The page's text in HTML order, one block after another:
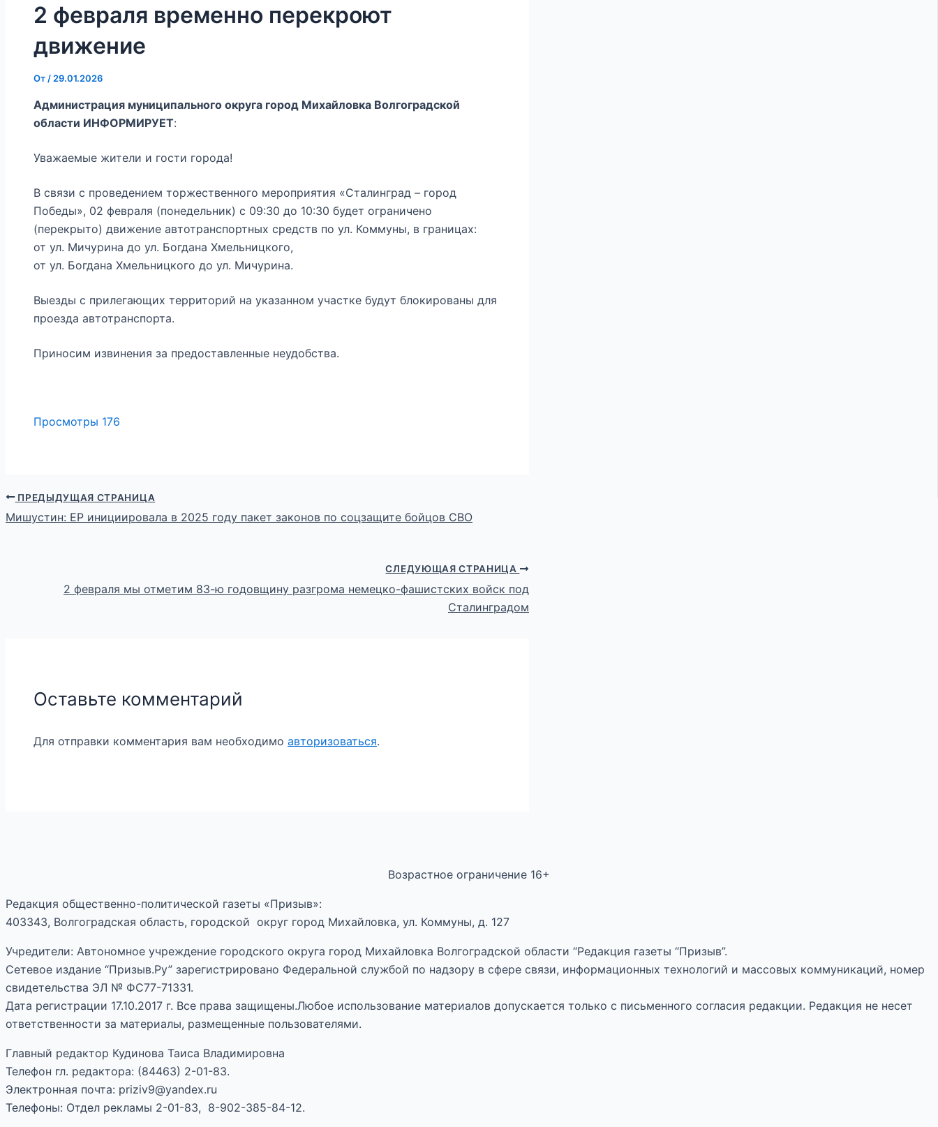
2 февраля временно перекроют
движение
От / 29.01.2026
Администрация муниципального округа город Михайловка Волгоградской
области ИНФОРМИРУЕТ:
Уважаемые жители и гости города!
В связи с проведением торжественного мероприятия «Сталинград – город
Победы», 02 февраля (понедельник) с 09:30 до 10:30 будет ограничено
(перекрыто) движение автотранспортных средств по ул. Коммуны, в границах:
от ул. Мичурина до ул. Богдана Хмельницкого,
от ул. Богдана Хмельницкого до ул. Мичурина.
Выезды с прилегающих территорий на указанном участке будут блокированы для
проезда автотранспорта.
Приносим извинения за предоставленные неудобства.
Просмотры 176
ПРЕДЫДУЩАЯ СТРАНИЦА
Мишустин: ЕР инициировала в 2025 году пакет законов по соцзащите бойцов СВО
СЛЕДУЮЩАЯ СТРАНИЦА
2 февраля мы отметим 83-ю годовщину разгрома немецко-фашистских войск под
Сталинградом
Оставьте комментарий
Для отправки комментария вам необходимо авторизоваться.
Возрастное ограничение 16+
Редакция общественно-политической газеты «Призыв»:
403343, Волгоградская область, городской округ город Михайловка, ул. Коммуны, д. 127
Учредители: Автономное учреждение городского округа город Михайловка Волгоградской области “Редакция газеты “Призыв”.
Сетевое издание “Призыв.Ру” зарегистрировано Федеральной службой по надзору в сфере связи, информационных технологий и массовых коммуникаций, номер
свидетельства ЭЛ № ФС77-71331.
Дата регистрации 17.10.2017 г. Все права защищены.Любое использование материалов допускается только с письменного согласия редакции. Редакция не несет
ответственности за материалы, размещенные пользователями.
Главный редактор Кудинова Таиса Владимировна
Телефон гл. редактора: (84463) 2-01-83.
Электронная почта: priziv9@yandex.ru
Телефоны: Отдел рекламы 2-01-83, 8-902-385-84-12.